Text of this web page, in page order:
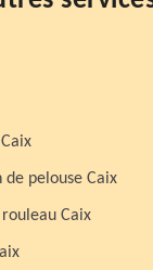
de pelouse Caix
rouleau Caix